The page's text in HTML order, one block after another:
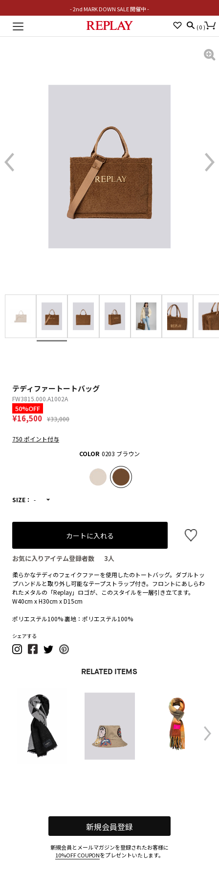
- 2nd MARK DOWN SALE 開催中 -
Toggle
( 0 )
テディファートートバッグ
FW3815.000.A1002A
50%OFF
¥16,500 ¥33,000
750 ポイント付与
COLOR 0203 ブラウン
SIZE： -
カートに入れる
お気に入りアイテム登録者数 3人
柔らかなテディのフェイクファーを使用したのトートバッグ。ダブルトッ
プハンドルと取り外し可能なテープストラップ付き。フロントにあしらわ
れたメタルの「Replay」ロゴが、このスタイルを一層引き立てます。
W40cm x H30cm x D15cm
ポリエステル100% 裏地：ポリエステル100%
シェアする
RELATED ITEMS
新規会員登録
新規会員とメールマガジンを登録されたお客様に
10%OFF COUPONをプレゼントいたします。